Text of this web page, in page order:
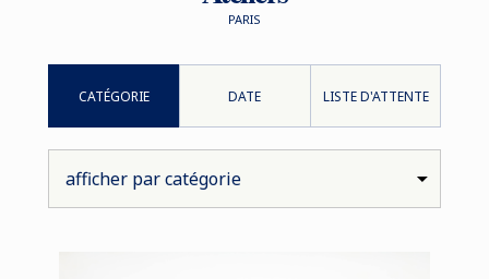
PARIS
CATÉGORIE DATE LISTE D'ATTENTE